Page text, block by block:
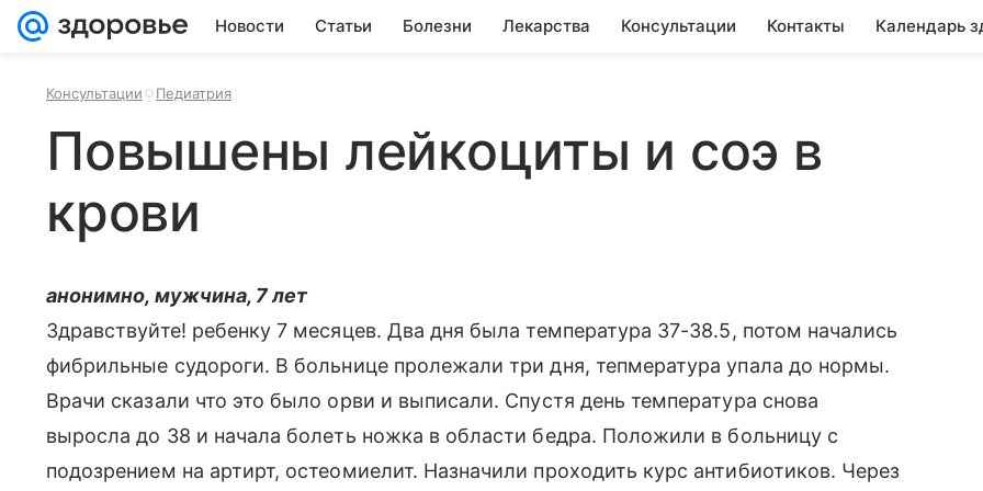
Новости Статьи Болезни Лекарства Консультации Контакты Календарь
Консультации Педиатрия
Повышены лейкоциты и соэ в
крови
анонимно, мужчина, 7 лет
Здравствуйте! ребенку 7 месяцев. Два дня была температура 37-38.5, потом начались
фибрильные судороги. В больнице пролежали три дня, тепмература упала до нормы.
Врачи сказали что это было орви и выписали. Спустя день температура снова
выросла до 38 и начала болеть ножка в области бедра. Положили в больницу с
подозрением на артирт, остеомиелит. Назначили проходить курс антибиотиков. Через